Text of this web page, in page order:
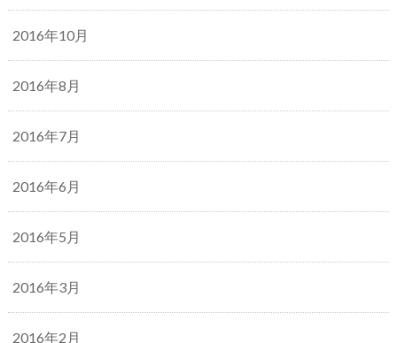
2016年10月
2016年8月
2016年7月
2016年6月
2016年5月
2016年3月
2016年2月